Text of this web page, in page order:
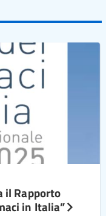
il Rapporto
in Italia”